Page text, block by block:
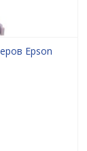
Epson